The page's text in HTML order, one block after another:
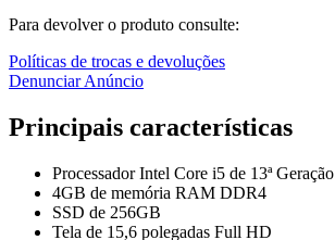
Para devolver o produto consulte:
Políticas de trocas e devoluções
Denunciar Anúncio
Principais características
Processador Intel Core i5 de 13ª Geração
4GB de memória RAM DDR4
SSD de 256GB
Tela de 15,6 polegadas Full HD